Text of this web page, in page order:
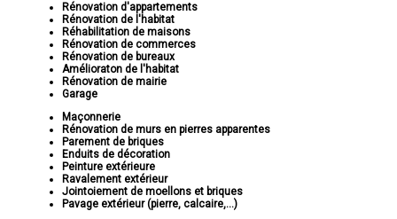
Rénovation d'appartements
Rénovation de l'habitat
Réhabilitation de maisons
Rénovation de commerces
Rénovation de bureaux
Amélioraton de l'habitat
Rénovation de mairie
Garage
Maçonnerie
Rénovation de murs en pierres apparentes
Parement de briques
Enduits de décoration
Peinture extérieure
Ravalement extérieur
Jointoiement de moellons et briques
Pavage extérieur (pierre, calcaire,...)